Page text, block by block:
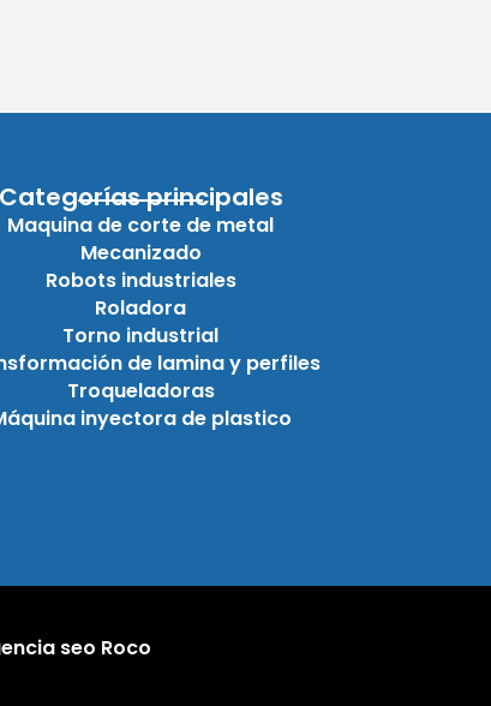
Categorías principales
Maquina de corte de metal
Mecanizado
Robots industriales
Roladora
Torno industrial
de lamina y perfiles
Troqueladoras
inyectora de plastico
seo Roco